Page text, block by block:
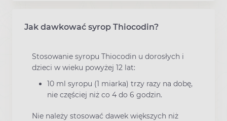
Jak dawkować syrop Thiocodin?
Stosowanie syropu Thiocodin u dorosłych i
dzieci w wieku powyżej 12 lat:
10 ml syropu (1 miarka) trzy razy na dobę,
nie częściej niż co 4 do 6 godzin.
Nie należy stosować dawek większych niż